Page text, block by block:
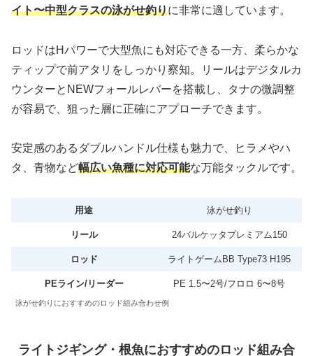
イト〜中型クラスの泳がせ釣りに非常に適しています。
ロッドはHパワーで大型魚にも対応できる一方、柔らかな
ティップで前アタリをしっかり察知。リールはデジタルカ
ウンターとNEWフォールレバーを搭載し、タナの微調整
が容易で、狙った層に正確にアプローチできます。
安定感のあるダブルハンドル仕様も魅力で、ヒラメやハ
タ、青物など幅広い魚種に対応可能な万能タックルです。
用途 泳がせ釣り
リール 24バルケッタプレミアム150
ロッド ライトゲームBB Type73 H195
PEライン/リーダー PE 1.5〜2号/フロロ 6〜8号
泳がせ釣りにおすすめのロッド組み合わせ例
ライトジギング・根魚におすすめのロッド組み合